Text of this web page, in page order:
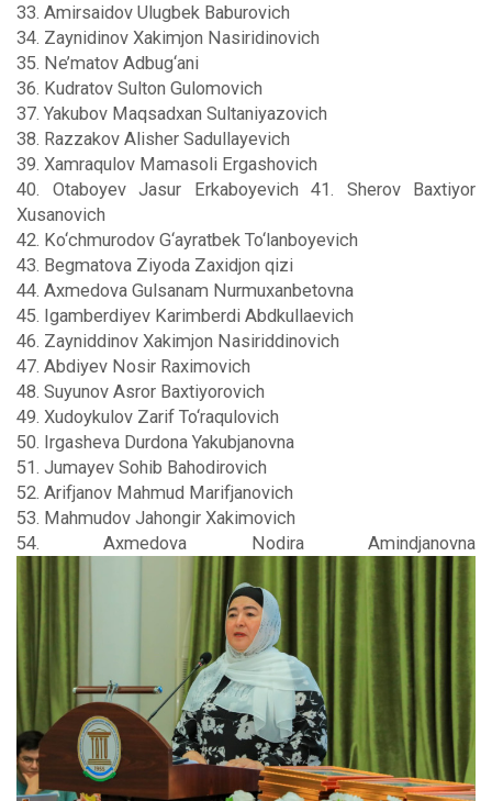
33. Amirsaidov Ulugbek Baburovich
34. Zaynidinov Xakimjon Nasiridinovich
35. Ne’matov Adbug‘ani
36. Kudratov Sulton Gulomovich
37. Yakubov Maqsadxan Sultaniyazovich
38. Razzakov Alisher Sadullayevich
39. Xamraqulov Mamasoli Ergashovich
40. Otaboyev Jasur Erkaboyevich 41. Sherov Baxtiyor
Xusanovich
42. Ko‘chmurodov G‘ayratbek To‘lanboyevich
43. Begmatova Ziyoda Zaxidjon qizi
44. Axmedova Gulsanam Nurmuxanbetovna
45. Igamberdiyev Karimberdi Abdkullaevich
46. Zayniddinov Xakimjon Nasiriddinovich
47. Abdiyev Nosir Raximovich
48. Suyunov Asror Baxtiyorovich
49. Xudoykulov Zarif To‘raqulovich
50. Irgasheva Durdona Yakubjanovna
51. Jumayev Sohib Bahodirovich
52. Arifjanov Mahmud Marifjanovich
53. Mahmudov Jahongir Xakimovich
54. Axmedova Nodira Amindjanovna